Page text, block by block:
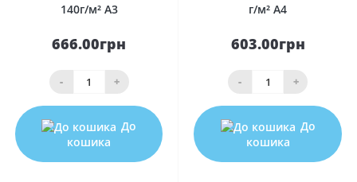
140г/м² A3
666.00грн
- +
До
кошика
г/м² A4
603.00грн
- +
До
кошика